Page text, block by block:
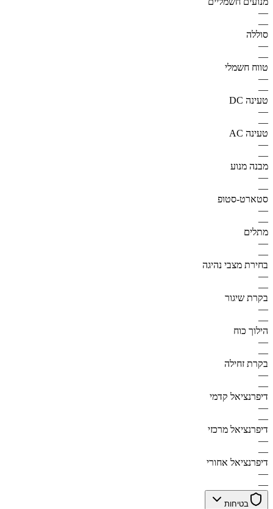
—
—
סוללה
—
—
טווח חשמלי
—
—
טעינה DC
—
—
טעינה AC
—
—
מבנה מנוע
—
—
סטארט-סטופ
—
—
מתלים
—
—
בחירת מצבי נהיגה
—
—
בקרת שיגור
—
—
הילוך כוח
—
—
בקרת זחילה
—
—
דיפרנציאל קדמי
—
—
דיפרנציאל מרכזי
—
—
דיפרנציאל אחורי
—
—
בטיחות